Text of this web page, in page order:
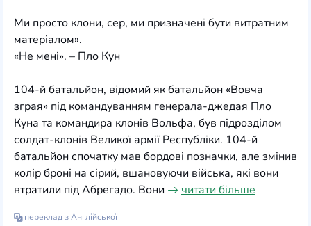
Ми просто клони, сер, ми призначені бути витратним
матеріалом».
«Не мені». – Пло Кун
104-й батальйон, відомий як батальйон «Вовча
зграя» під командуванням генерала-джедая Пло
Куна та командира клонів Вольфа, був підрозділом
солдат-клонів Великої армії Республіки. 104-й
батальйон спочатку мав бордові позначки, але змінив
колір броні на сірий, вшановуючи війська, які вони
втратили під Абрегадо. Вони
читати більше
переклад з Англійської